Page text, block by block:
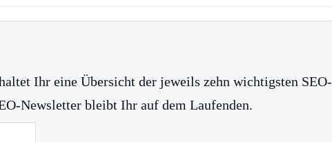
Ihr eine Übersicht der jeweils zehn wichtigsten SEO-
Newsletter bleibt Ihr auf dem Laufenden.